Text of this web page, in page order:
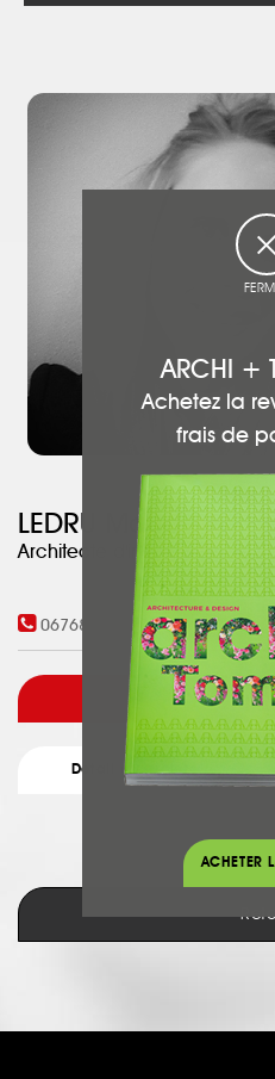
et modernité cet espace aux
LEDRU Maud
Architecte d'intérieur
0676829584
Voir
Détail du projet
ARCHI +
Achetez la
frais de
ACHETER